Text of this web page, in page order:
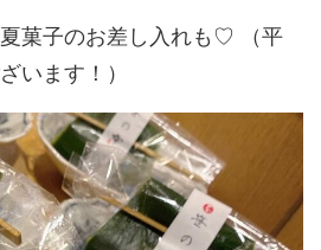
夏菓子のお差し入れも♡ （平
います！）